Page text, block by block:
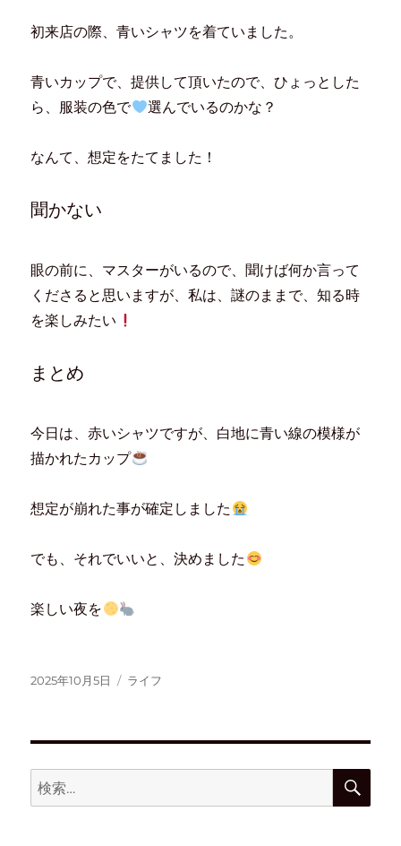
初来店の際、青いシャツを着ていました。
青いカップで、提供して頂いたので、ひょっとした
ら、服装の色で
選んでいるのかな？
なんて、想定をたてました！
聞かない
眼の前に、マスターがいるので、聞けば何か言って
くださると思いますが、私は、謎のままで、知る時
を楽しみたい
まとめ
今日は、赤いシャツですが、白地に青い線の模様が
描かれたカップ
想定が崩れた事が確定しました
でも、それでいいと、決めました
楽しい夜を
2025年10月5日 ライフ